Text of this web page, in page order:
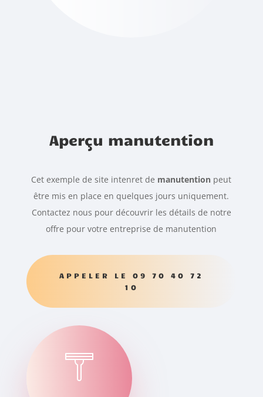
Aperçu manutention
Cet exemple de site intenret de manutention peut
être mis en place en quelques jours uniquement.
Contactez nous pour découvrir les détails de notre
offre pour votre entreprise de manutention
APPELER LE 09 70 40 72
10